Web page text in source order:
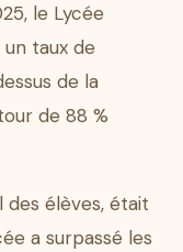
le Lycée
taux de
de la
de 88 %
des élèves, était
a surpassé les